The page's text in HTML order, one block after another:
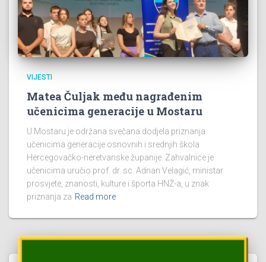
VIJESTI
Matea Čuljak među nagrađenim
učenicima generacije u Mostaru
U Mostaru je održana svečana dodjela priznanja
učenicima generacije osnovnih i srednjih škola
Hercegovačko-neretvanske županije. Zahvalnice je
učenicima uručio prof. dr. sc. Adnan Velagić, ministar
prosvjete, znanosti, kulture i športa HNŽ-a, u znak
priznanja za Read more